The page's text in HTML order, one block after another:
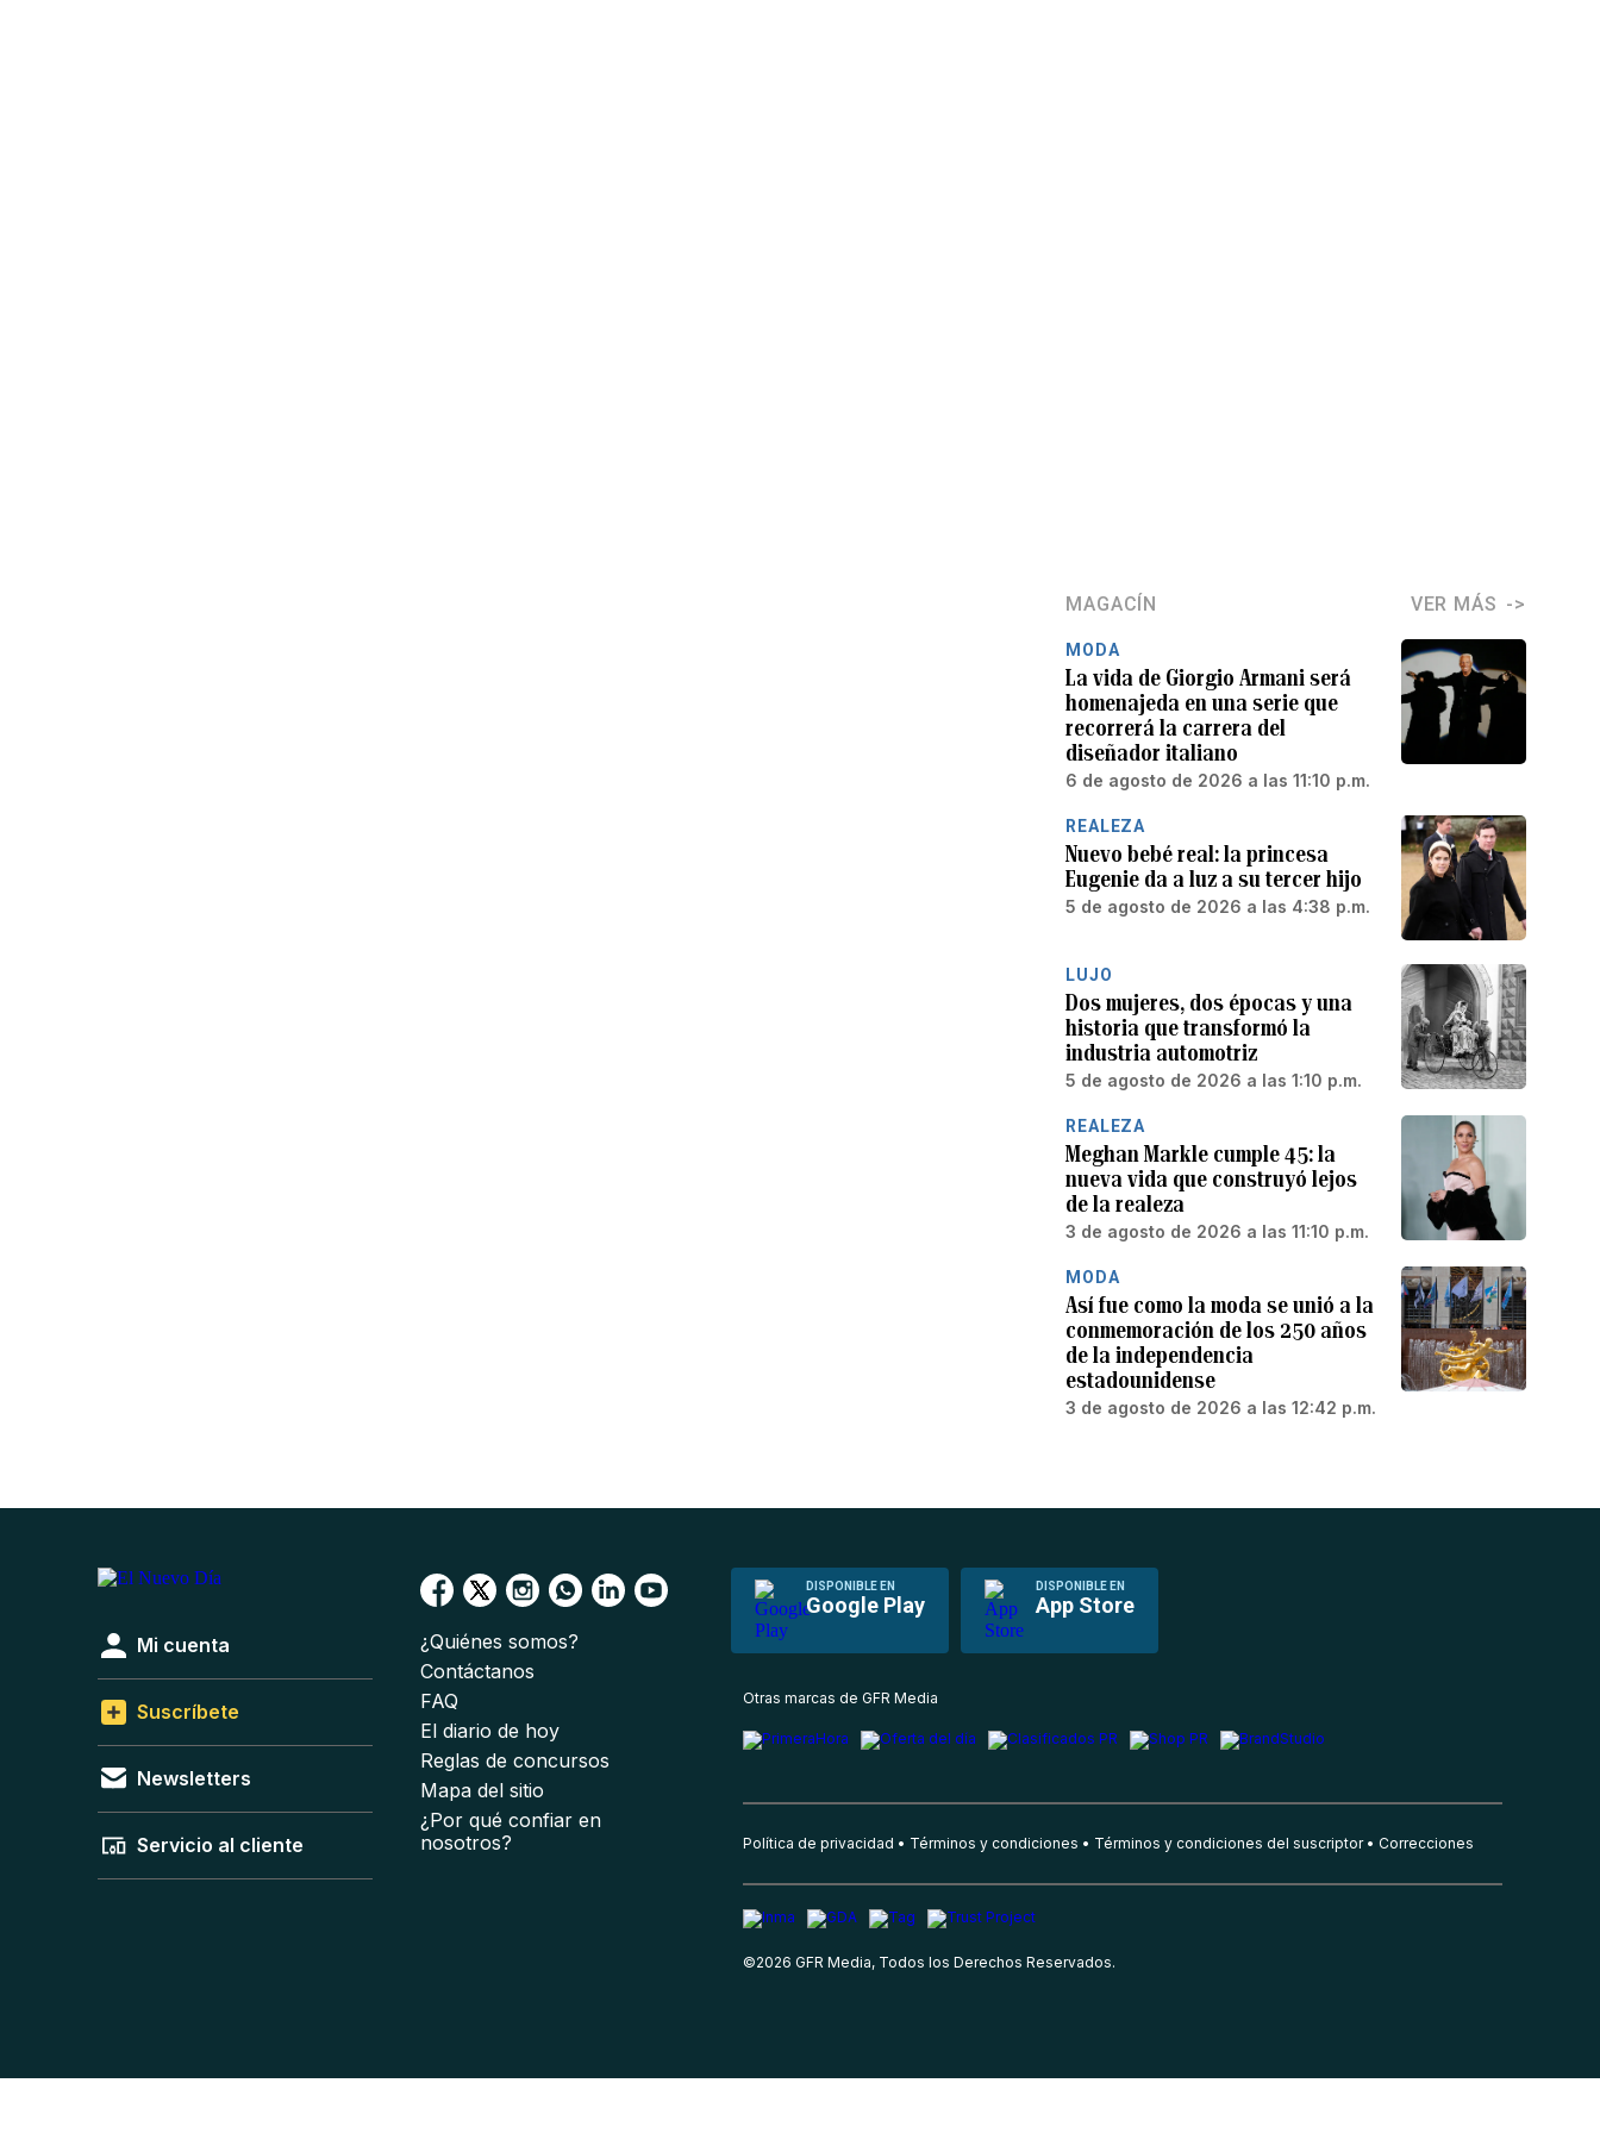
MAGACÍN VER MÁS
MODA
La vida de Giorgio Armani será
homenajeda en una serie que
recorrerá la carrera del
diseñador italiano
6 de agosto de 2026 a las 11:10 p.m.
REALEZA
Nuevo bebé real: la princesa
Eugenie da a luz a su tercer hijo
5 de agosto de 2026 a las 4:38 p.m.
LUJO
Dos mujeres, dos épocas y una
historia que transformó la
industria automotriz
5 de agosto de 2026 a las 1:10 p.m.
REALEZA
Meghan Markle cumple 45: la
nueva vida que construyó lejos
de la realeza
3 de agosto de 2026 a las 11:10 p.m.
MODA
Así fue como la moda se unió a la
conmemoración de los 250 años
de la independencia
estadounidense
3 de agosto de 2026 a las 12:42 p.m.
DISPONIBLE EN
Google Play
DISPONIBLE EN
App Store
Mi cuenta
Suscríbete
Newsletters
Servicio al cliente
¿Quiénes somos?
Contáctanos
FAQ
El diario de hoy
Reglas de concursos
Mapa del sitio
¿Por qué confiar en
nosotros?
Otras marcas de GFR Media
Política de privacidad Términos y condiciones Términos y condiciones del suscriptor Correcciones
©2026 GFR Media, Todos los Derechos Reservados.